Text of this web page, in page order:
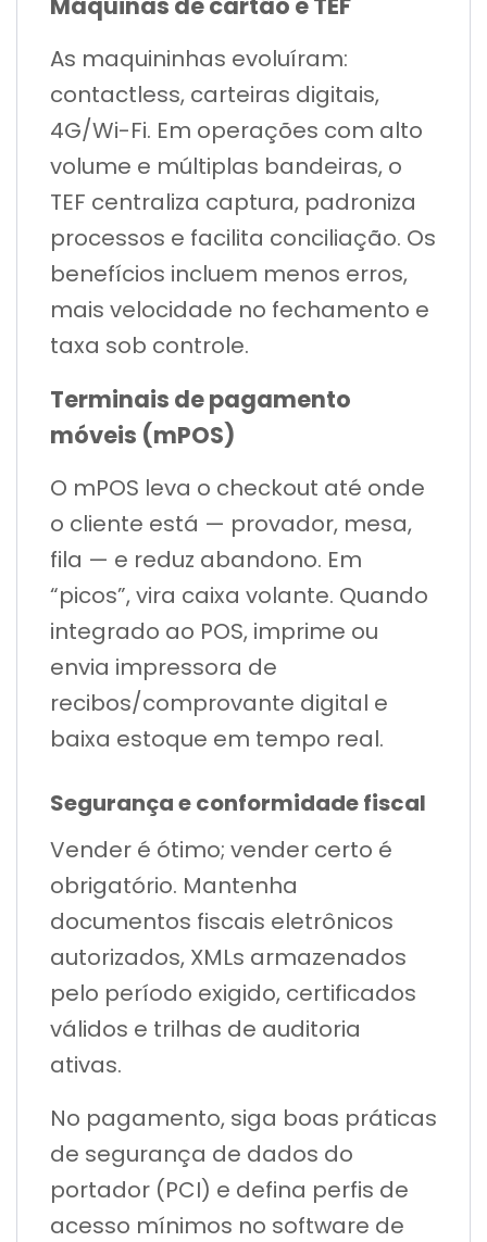
As maquininhas evoluíram:
contactless, carteiras digitais,
4G/Wi-Fi. Em operações com alto
volume e múltiplas bandeiras, o
TEF centraliza captura, padroniza
processos e facilita conciliação. Os
benefícios incluem menos erros,
mais velocidade no fechamento e
taxa sob controle.
Terminais de pagamento
móveis (mPOS)
O mPOS leva o checkout até onde
o cliente está — provador, mesa,
fila — e reduz abandono. Em
“picos”, vira caixa volante. Quando
integrado ao POS, imprime ou
envia impressora de
recibos/comprovante digital e
baixa estoque em tempo real.
Segurança e conformidade fiscal
Vender é ótimo; vender certo é
obrigatório. Mantenha
documentos fiscais eletrônicos
autorizados, XMLs armazenados
pelo período exigido, certificados
válidos e trilhas de auditoria
ativas.
No pagamento, siga boas práticas
de segurança de dados do
portador (PCI) e defina perfis de
acesso mínimos no software de